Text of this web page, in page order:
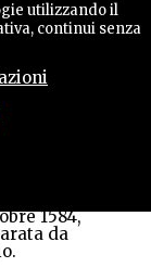
utilizzando il
continui senza
Withdraw
consent
SAN
una vita
1584,
da